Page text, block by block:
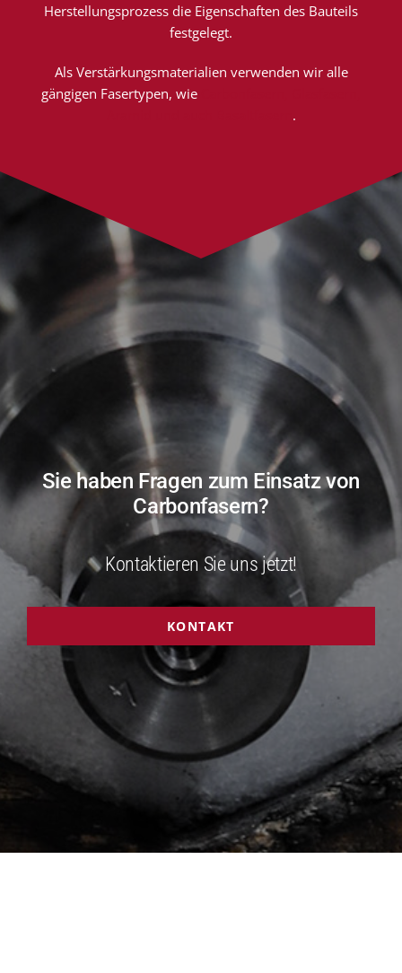
Herstellungsprozess die Eigenschaften des Bauteils
festgelegt.
Als Verstärkungsmaterialien verwenden wir alle
gängigen Fasertypen, wie
.
Sie haben Fragen zum Einsatz von
Carbonfasern?
Kontaktieren Sie uns jetzt!
KONTAKT